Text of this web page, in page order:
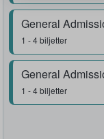
General
1 - 4 biljetter
General
1 - 4 biljetter